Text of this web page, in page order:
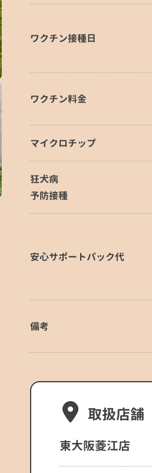
ワクチン接種日
ワクチン料金
マイクロチップ
狂犬病
予防接種
安心サポートパック代
備考
取扱店舗
東大阪菱江店